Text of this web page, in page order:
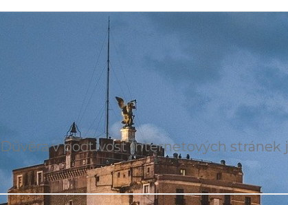
Důvěra v poctivost internetových stránek